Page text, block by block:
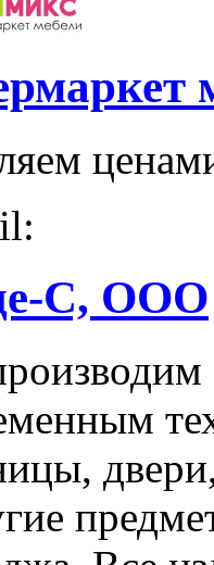
С, ООО